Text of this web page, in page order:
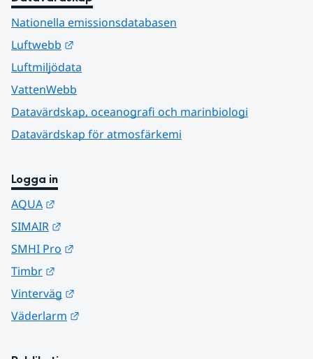
Nationella emissionsdatabasen
Luftwebb
Luftmiljödata
VattenWebb
Datavärdskap, oceanografi och marinbiologi
Datavärdskap för atmosfärkemi
Logga in
AQUA
SIMAIR
SMHI Pro
Timbr
Vinterväg
Väderlarm